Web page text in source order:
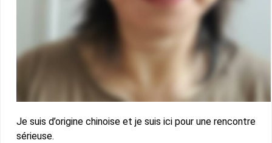
Je suis d’origine chinoise et je suis ici pour une rencontre
sérieuse.